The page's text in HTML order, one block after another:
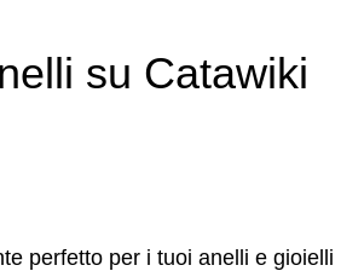
su Catawiki
perfetto per i tuoi anelli e gioielli